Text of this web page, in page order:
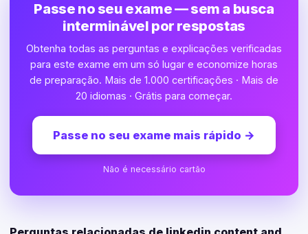
Passe no seu exame — sem a busca
interminável por respostas
Obtenha todas as perguntas e explicações verificadas
para este exame em um só lugar e economize horas
de preparação. Mais de 1.000 certificações · Mais de
20 idiomas · Grátis para começar.
Passe no seu exame mais rápido →
Não é necessário cartão